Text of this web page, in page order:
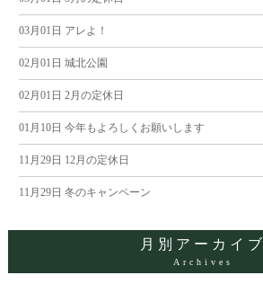
ー
シ
ョ
ン
03月01日 アレよ！
02月01日 城北公園
02月01日 2月の定休日
01月10日 今年もよろしくお願いします
11月29日 12月の定休日
11月29日 冬のキャンペーン
月別アーカイブ
Archives